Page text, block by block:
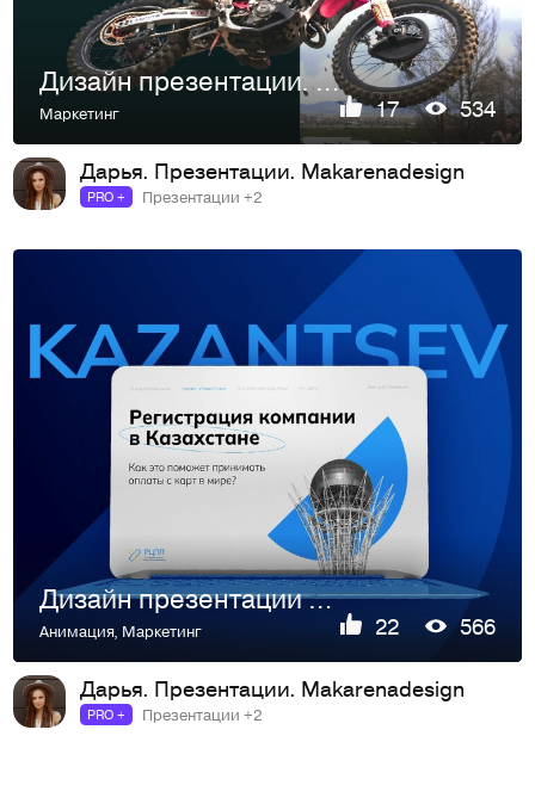
Дизайн презентации. Коммерческое предложение
Маркетинг 17 534
Дарья. Презентации. Makarenadesign
PRO + Презентации +2
Дизайн презентации для выступления
Анимация, Маркетинг 22 566
Дарья. Презентации. Makarenadesign
PRO + Презентации +2